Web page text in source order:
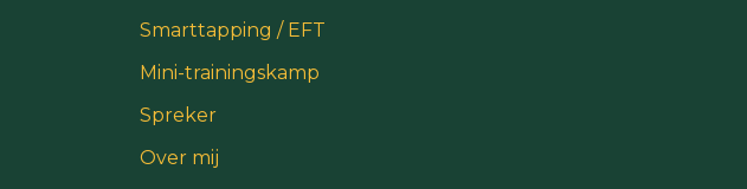
Smarttapping / EFT
Mini-trainingskamp
Spreker
Over mij